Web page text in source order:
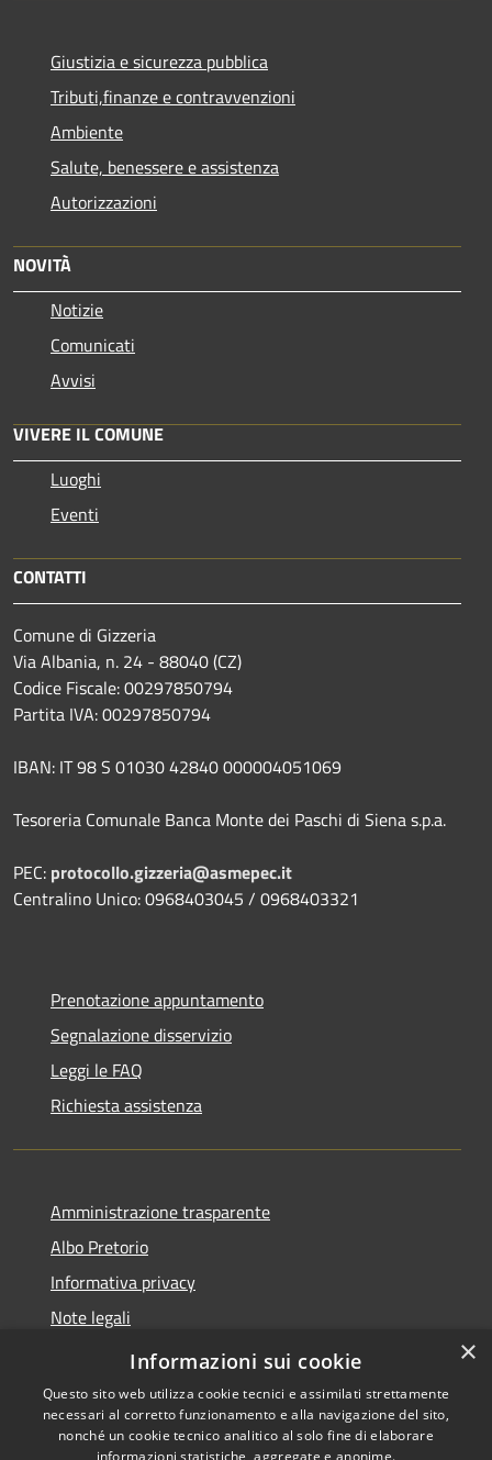
Giustizia e sicurezza pubblica
Tributi,finanze e contravvenzioni
Ambiente
Salute, benessere e assistenza
Autorizzazioni
NOVITÀ
Notizie
Comunicati
Avvisi
VIVERE IL COMUNE
Luoghi
Eventi
CONTATTI
Comune di Gizzeria
Via Albania, n. 24 - 88040 (CZ)
Codice Fiscale: 00297850794
Partita IVA: 00297850794
IBAN: IT 98 S 01030 42840 000004051069
Tesoreria Comunale Banca Monte dei Paschi di Siena s.p.a.
PEC: protocollo.gizzeria@asmepec.it
Centralino Unico: 0968403045 / 0968403321
Prenotazione appuntamento
Segnalazione disservizio
Leggi le FAQ
Richiesta assistenza
Amministrazione trasparente
Albo Pretorio
Informativa privacy
Note legali
Dichiarazione di accessibilità
×
Informazioni sui cookie
Questo sito web utilizza cookie tecnici e assimilati strettamente
necessari al corretto funzionamento e alla navigazione del sito,
nonché un cookie tecnico analitico al solo fine di elaborare
informazioni statistiche, aggregate e anonime.